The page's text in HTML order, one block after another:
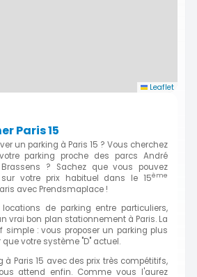
Leaflet
Paris 15
un parking à Paris 15 ? Vous cherchez
parking proche des parcs André
? Sachez que vous pouvez
votre prix habituel dans le 15ème
avec Prendsmaplace !
de parking entre particuliers,
vrai bon plan stationnement à Paris. La
simple : vous proposer un parking plus
votre système "D" actuel.
à Paris 15 avec des prix très compétitifs,
attend enfin. Comme vous l'aurez